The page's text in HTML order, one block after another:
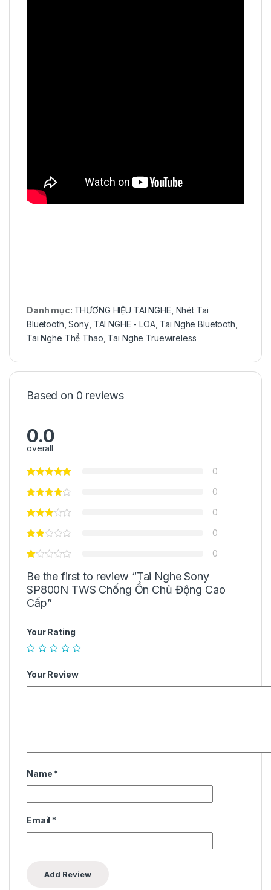
Danh mục: THƯƠNG HIỆU TAI NGHE Nhét Tai
Bluetooth ,Sony, TAI NGHE - LOA, Tai Nghe Bluetooth
Tai Nghe Thể Thao Tai Nghe Truewireless
Based on 0 reviews
0.0
overall
0
0
0
0
0
Be the first to review “Tai Nghe Sony
SP800N TWS Chống Ồn Chủ Động Cao
Cấp”
Your Rating
Your Review
Name *
Email *